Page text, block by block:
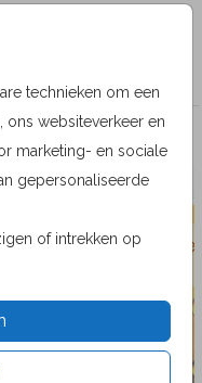
technieken om een
ons websiteverkeer en
marketing- en sociale
gepersonaliseerde
of intrekken op